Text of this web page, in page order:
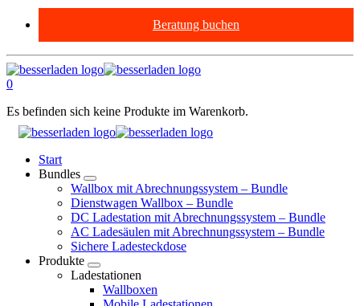
Beratung buchen
0
Es befinden sich keine Produkte im Warenkorb.
Start
Bundles
Wallbox mit Abrechnungssystem – Bundle
Dienstwagen Wallbox – Bundle
DC Ladestation mit Abrechnungssystem – Bundle
AC Ladesäulen mit Abrechnungssystem – Bundle
Sichere Ladesteckdose
Produkte
Ladestationen
Wallboxen